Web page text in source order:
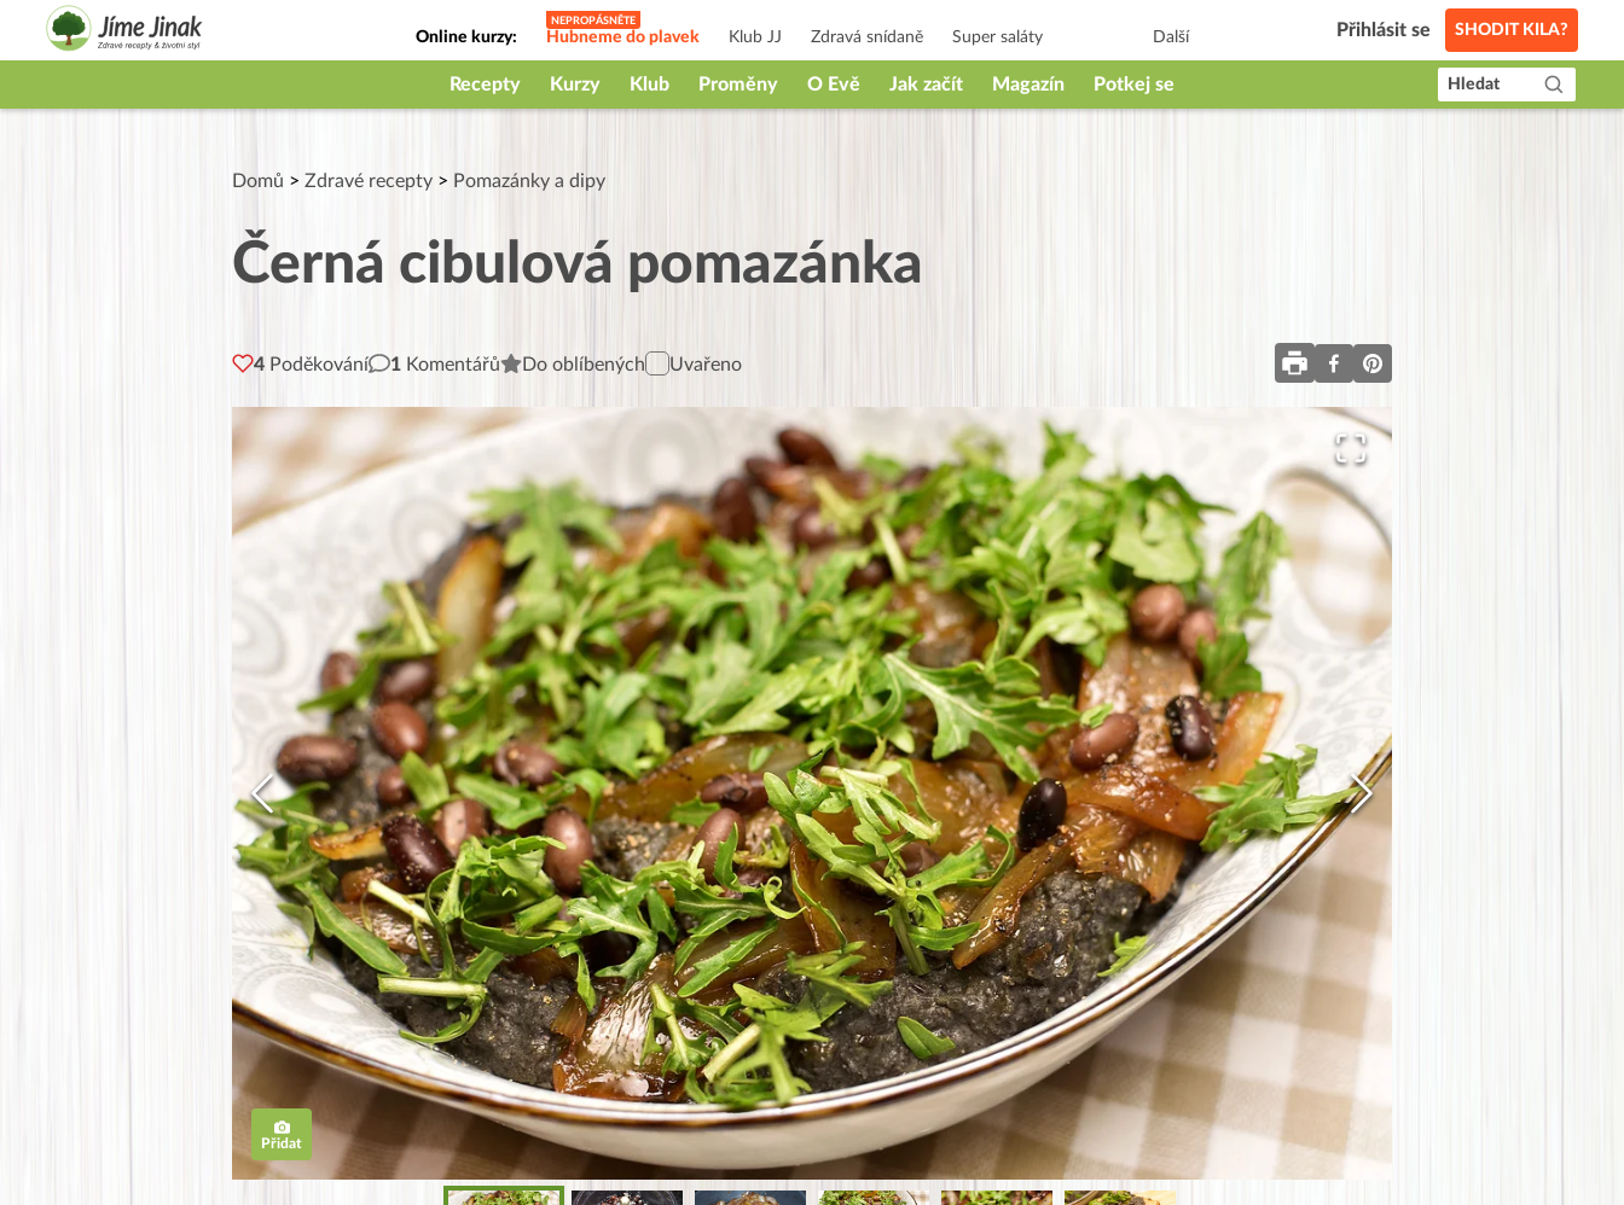
Online kurzy: Hubneme do plavek Klub JJ Zdravá snídaně Super saláty
Jak na babičky
Další Přihlásit se SHODIT KILA?
Recepty Kurzy Klub Proměny O Evě Jak začít Magazín Potkej se Hledat
Domů > Zdravé recepty > Pomazánky a dipy
Černá cibulová pomazánka
4 Poděkování 1 Komentářů Do oblíbených Uvařeno
Přidat